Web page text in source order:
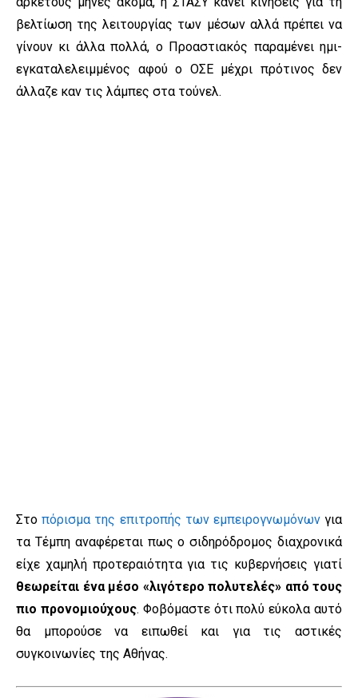
βελτίωση της λειτουργίας των μέσων αλλά πρέπει να
γίνουν κι άλλα πολλά, ο Προαστιακός παραμένει ημι-
εγκαταλελειμμένος αφού ο ΟΣΕ μέχρι πρότινος δεν
άλλαζε καν τις λάμπες στα τούνελ.
Στοπόρισμα της επιτροπής των εμπειρογνωμόνωνγια
τα Τέμπη αναφέρεται πως ο σιδηρόδρομος διαχρονικά
είχε χαμηλή προτεραιότητα για τις κυβερνήσεις γιατί
θεωρείται ένα μέσο «λιγότερο πολυτελές» από τους
πιο προνομιούχους. Φοβόμαστε ότι πολύ εύκολα αυτό
θα μπορούσε να ειπωθεί και για τις αστικές
συγκοινωνίες της Αθήνας.